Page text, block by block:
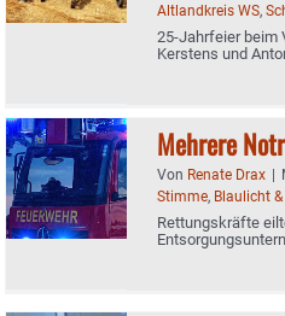
Altlandkreis WS,
25-Jahrfeier beim
Kerstens und
Mehrere
Von Renate Drax |
Stimme, Blaulicht &
Rettungskräfte